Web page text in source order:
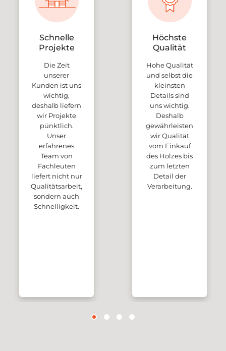
Schnelle
Projekte
Die Zeit
unserer
Kunden ist uns
wichtig,
deshalb liefern
wir Projekte
pünktlich.
Unser
erfahrenes
Team von
Fachleuten
liefert nicht nur
Qualitätsarbeit,
sondern auch
Schnelligkeit.
Höchste
Qualität
Hohe Qualität
und selbst die
kleinsten
Details sind
uns wichtig.
Deshalb
gewährleisten
wir Qualität
vom Einkauf
des Holzes bis
zum letzten
Detail der
Verarbeitung.